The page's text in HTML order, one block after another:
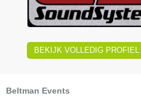
BEKIJK VOLLEDIG PROFIEL
Beltman Events